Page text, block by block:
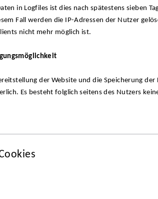
in Logfiles ist dies nach spätestens sieben
Fall werden die IP-Adressen der Nutzer
nicht mehr möglich ist.
der Website und die Speicherung
Es besteht folglich seitens des Nutzers